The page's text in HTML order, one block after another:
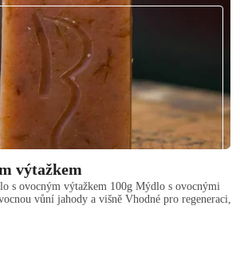
výtažkem
s ovocným výtažkem 100g Mýdlo s ovocnými
vůní jahody a višně Vhodné pro regeneraci,